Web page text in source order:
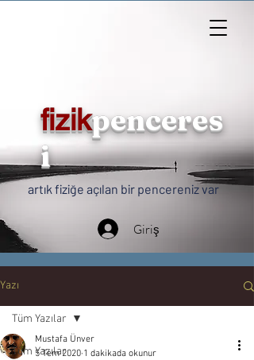
fizikpenceres
i
artık fiziğe açılan bir pencereniz var
Giriş
Yazı
Tüm Yazılar
Tüm Yazılar
Mustafa Ünver
5 Tem 2020 1 dakikada okunur